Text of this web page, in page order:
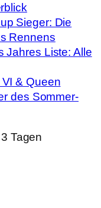
Sieger: Die
Rennens
Jahres Liste: Alle
& Queen
des Sommer-
Tagen